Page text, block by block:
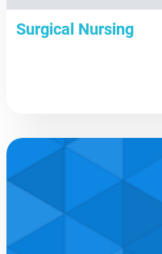
Surgical Nursing
aa